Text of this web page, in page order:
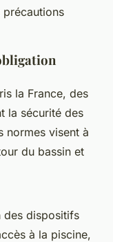
la France, des
la sécurité des
normes visent à
du bassin et
des dispositifs
à la piscine,